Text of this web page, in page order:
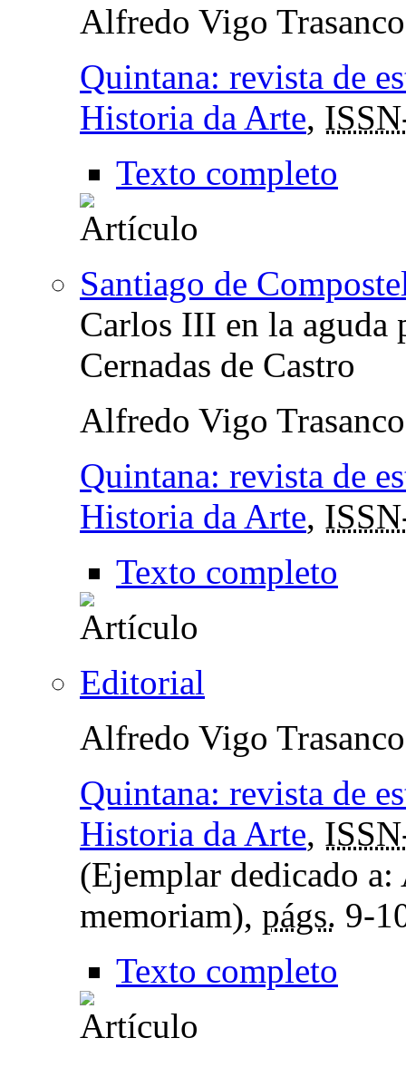
Alfredo Vigo
Quintana: revista de
Historia da Arte,
Texto completo
Santiago de
Carlos III en la aguda
Cernadas de Castro
Alfredo Vigo
Quintana: revista de
Historia da Arte,
Texto completo
Editorial
Alfredo Vigo
Quintana: revista de
Historia da Arte,
(Ejemplar dedicado
memoriam), págs. 9-
Texto completo